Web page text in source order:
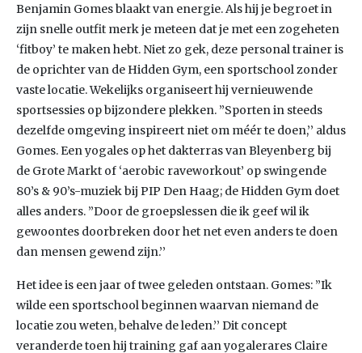
Benjamin Gomes blaakt van energie. Als hij je begroet in
zijn snelle outfit merk je meteen dat je met een zogeheten
‘fitboy’ te maken hebt. Niet zo gek, deze personal trainer is
de oprichter van de Hidden Gym, een sportschool zonder
vaste locatie. Wekelijks organiseert hij vernieuwende
sportsessies op bijzondere plekken. ”Sporten in steeds
dezelfde omgeving inspireert niet om méér te doen,’’ aldus
Gomes. Een yogales op het dakterras van Bleyenberg bij
de Grote Markt of ‘aerobic raveworkout’ op swingende
80’s & 90’s-muziek bij PIP Den Haag; de Hidden Gym doet
alles anders. ”Door de groepslessen die ik geef wil ik
gewoontes doorbreken door het net even anders te doen
dan mensen gewend zijn.’’
Het idee is een jaar of twee geleden ontstaan. Gomes: ”Ik
wilde een sportschool beginnen waarvan niemand de
locatie zou weten, behalve de leden.’’ Dit concept
veranderde toen hij training gaf aan yogalerares Claire